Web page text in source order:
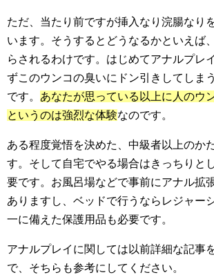
ただ、当たり前ですが挿入なり浣腸なり
います。そうするとどうなるかといえば
らされるわけです。はじめてアナルプレ
ずこのウンコの臭いにドン引きしてしま
です。 あなたが思っている以上に人のウ
というのは強烈な体験なのです。
ある程度覚悟を決めた、中級者以上のか
す。そして自宅でやる場合はきっちりと
要です。お風呂場などで事前にアナル拡
ありますし、ベッドで行うならレジャー
一に備えた保護用品も必要です。
アナルプレイに関しては以前詳細な記事
で、そちらも参考にしてください。